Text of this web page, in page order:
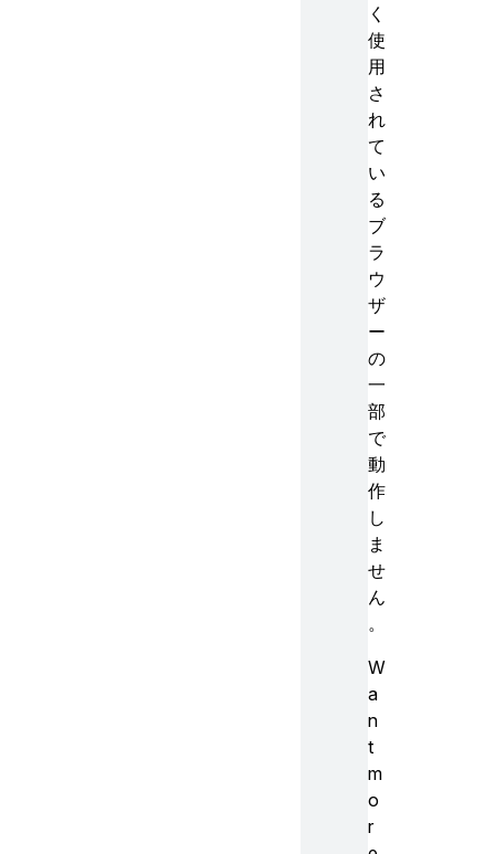
く
使
用
さ
れ
て
い
る
ブ
ラ
ウ
ザ
ー
の
一
部
で
動
作
し
ま
せ
ん
。
W
a
n
t
m
o
r